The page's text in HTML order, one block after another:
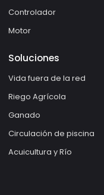
Controlador
Motor
Soluciones
Vida fuera de la red
Riego Agrícola
Ganado
Circulación de piscina
Acuicultura y Río